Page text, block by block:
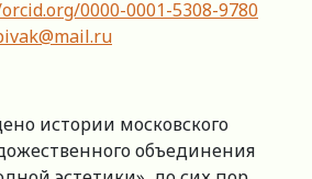
0000-0001-5308-9780
истории московского
объединения